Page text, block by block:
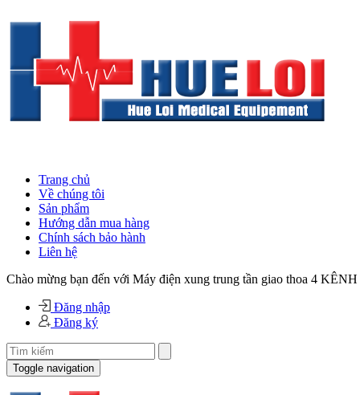
Trang chủ
Về chúng tôi
Sản phẩm
Hướng dẫn mua hàng
Chính sách bảo hành
Liên hệ
Chào mừng bạn đến với Máy điện xung trung tần giao thoa 4 KÊNH
Đăng nhập
Đăng ký
Toggle navigation